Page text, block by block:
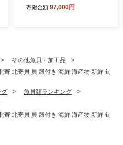
ステーキ ステーキ ビーフ
寄附金額 97,000円
その他魚貝・加工品
寄 北寄貝 貝 殻付き 海鮮 海産物 新鮮 旬
グ
魚貝類ランキング
寄 北寄貝 貝 殻付き 海鮮 海産物 新鮮 旬